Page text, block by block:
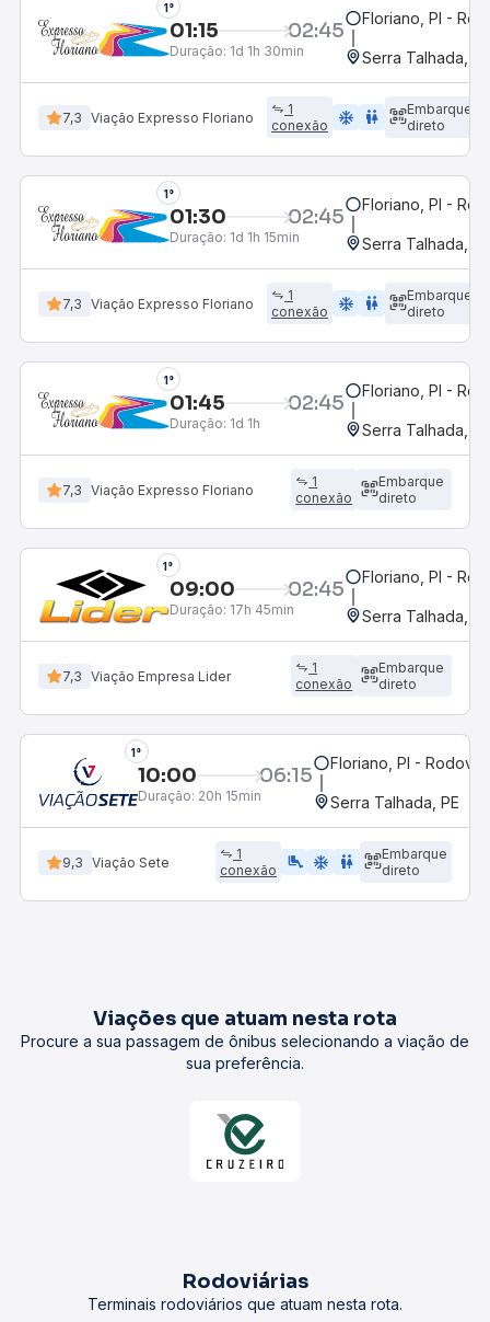
1°
01:15 02:45
Duração: 1d 1h 30min
Floriano, PI -
Serra Talhada, PE
7,3 Viação Expresso Floriano
1
conexão
ac_unit wc
Embarque
direto
1°
01:30 02:45
Duração: 1d 1h 15min
Floriano, PI -
Serra Talhada, PE
7,3 Viação Expresso Floriano
1
conexão
ac_unit wc
Embarque
direto
1°
01:45 02:45
Duração: 1d 1h
Floriano, PI -
Serra Talhada, PE
7,3 Viação Expresso Floriano
1
conexão
Embarque
direto
1°
09:00 02:45
Duração: 17h 45min
Floriano, PI -
Serra Talhada, PE
7,3 Viação Empresa Lider
1
conexão
Embarque
direto
1°
10:00 06:15
Duração: 20h 15min
Floriano, PI -
Serra Talhada, PE
9,3 Viação Sete
1
conexão
airline_seat_legroom_extra ac_unit WC
Embarque
direto
Viações que atuam nesta rota
Procure a sua passagem de ônibus selecionando a viação de
sua preferência.
Rodoviárias
Terminais rodoviários que atuam nesta rota.